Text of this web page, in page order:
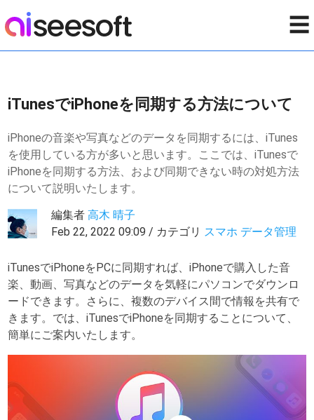
☰
iTunesでiPhoneを同期する方法について
iPhoneの音楽や写真などのデータを同期するには、iTunes
を使用している方が多いと思います。ここでは、iTunesで
iPhoneを同期する方法、および同期できない時の対処方法
について説明いたします。
編集者高木 晴子
Feb 22, 2022 09:09 / カテゴリ スマホ データ管理
iTunesでiPhoneをPCに同期すれば、iPhoneで購入した音
楽、動画、写真などのデータを気軽にパソコンでダウンロ
ードできます。さらに、複数のデバイス間で情報を共有で
きます。では、iTunesでiPhoneを同期することについて、
簡単にご案内いたします。